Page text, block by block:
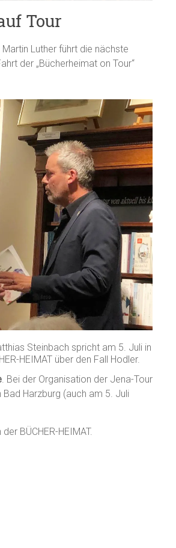
Tour
Luther führt die nächste
der „Bücherheimat on Tour“
Steinbach spricht am 5. Juli in
HEIMAT über den Fall Hodler.
. Bei der Organisation der Jena-Tour
Harzburg (auch am 5. Juli
BÜCHER-HEIMAT.